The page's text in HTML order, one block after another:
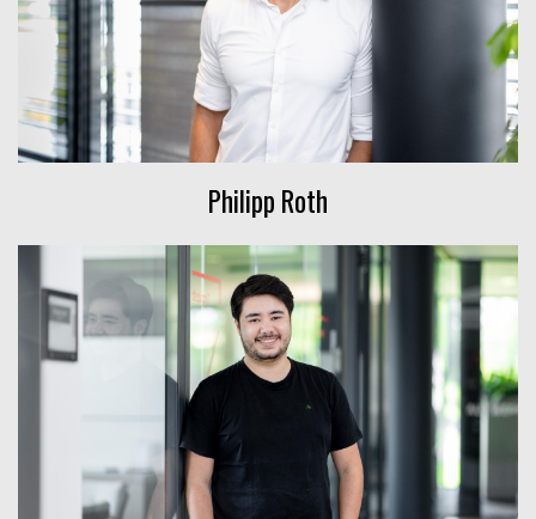
Philipp Roth